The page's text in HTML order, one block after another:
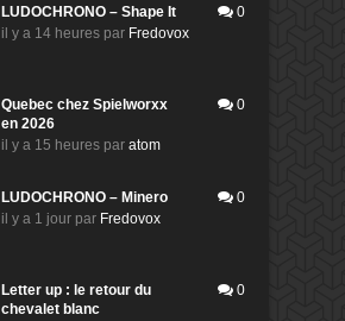
LUDOCHRONO – Shape It
il y a 14 heures par Fredovox
0
Quebec chez Spielworxx
en 2026
il y a 15 heures par atom
0
LUDOCHRONO – Minero
il y a 1 jour par Fredovox
0
Letter up : le retour du
chevalet blanc
0